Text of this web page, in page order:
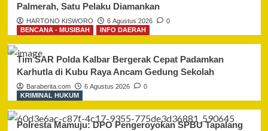
Palmerah, Satu Pelaku Diamankan
HARTONO KISWORO 6 Agustus 2026
0
BENCANA - MUSIBAH
INFO DAERAH
Tim SAR Polda Kalbar Bergerak Cepat Padamkan
Karhutla di Kubu Raya Ancam Gedung Sekolah
Baraberita.com 6 Agustus 2026
0
KRIMINAL HUKUM
Polresta Mamuju: DPO Pengeroyokan SPBU Tapalang